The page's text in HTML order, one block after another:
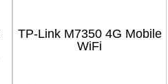
TP-Link M7350 4G Mobile
WiFi